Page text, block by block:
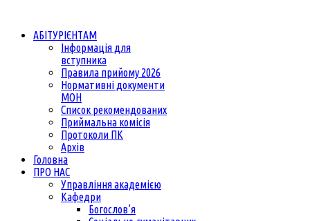
АБІТУРІЄНТАМ
Інформація для
вступника
Правила прийому 2026
Нормативні документи
МОН
Список рекомендованих
Приймальна комісія
Протоколи ПК
Архів
Головна
ПРО НАС
Управління академією
Кафедри
Богослов’я